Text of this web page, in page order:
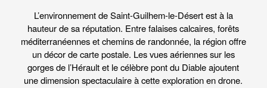
L’environnement de Saint-Guilhem-le-Désert est à la
hauteur de sa réputation. Entre falaises calcaires, forêts
méditerranéennes et chemins de randonnée, la région offre
un décor de carte postale. Les vues aériennes sur les
gorges de l’Hérault et le célèbre pont du Diable ajoutent
une dimension spectaculaire à cette exploration en drone.